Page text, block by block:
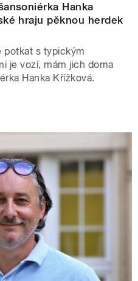
Hanka
hraju pěknou herdek
potkat s typickým
je vozí, mám jich doma
Hanka Křížková.